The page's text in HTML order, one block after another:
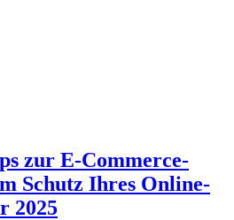
zur E-Commerce-
Schutz Ihres Online-
2025